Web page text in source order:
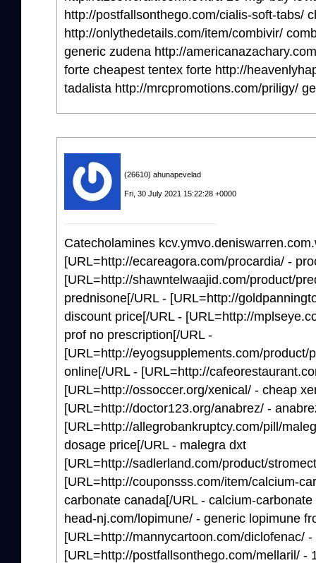
http://postfallsonthego.com/cialis-soft-tabs/
http://onlythedetails.com/item/combivir/
generic zudena http://
forte cheapest tentex forte http://
tadalista http://mrcpromotions.com/priligy/
(26610) ahunapevelad
Fri, 30 July 2021 15:22:28 +0000
Catecholamines
[URL=http://ecareagora.com/procardia/ -
[URL=http://shawntelwaajid.com/product/
prednisone[/URL - [URL=http://
discount price[/URL - [URL=http://
prof no prescription[/URL -
[URL=http://eyogsupplements.com/product/
online[/URL - [URL=http://
[URL=http://ossoccer.org/xenical/ - cheap
[URL=http://doctor123.org/anabrez/ -
[URL=http://allegrobankruptcy.com/pill/
dosage price[/URL - malegra dxt
[URL=http://sadlerland.com/product/
[URL=http://couponsss.com/item/calcium-
carbonate canada[/URL - calcium-
head-nj.com/lopimune/ - generic lopimune
[URL=http://mannycartoon.com/diclofenac/
[URL=http://postfallsonthego.com/mellaril/ -